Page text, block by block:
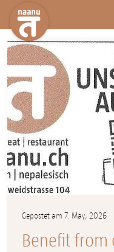
Gepostet am 7. May, 2026
Benefit from